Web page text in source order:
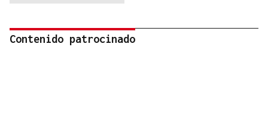
Contenido patrocinado